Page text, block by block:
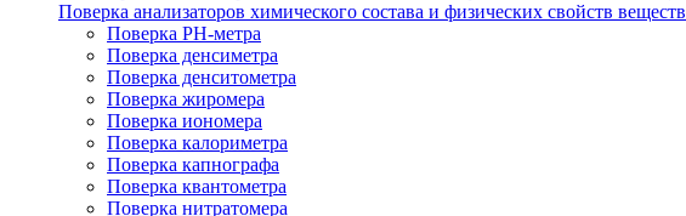
Поверка анализаторов химического состава и физических свойств веществ
Поверка PH-метра
Поверка денсиметра
Поверка денситометра
Поверка жиромера
Поверка иономера
Поверка калориметра
Поверка капнографа
Поверка квантометра
Поверка нитратомера